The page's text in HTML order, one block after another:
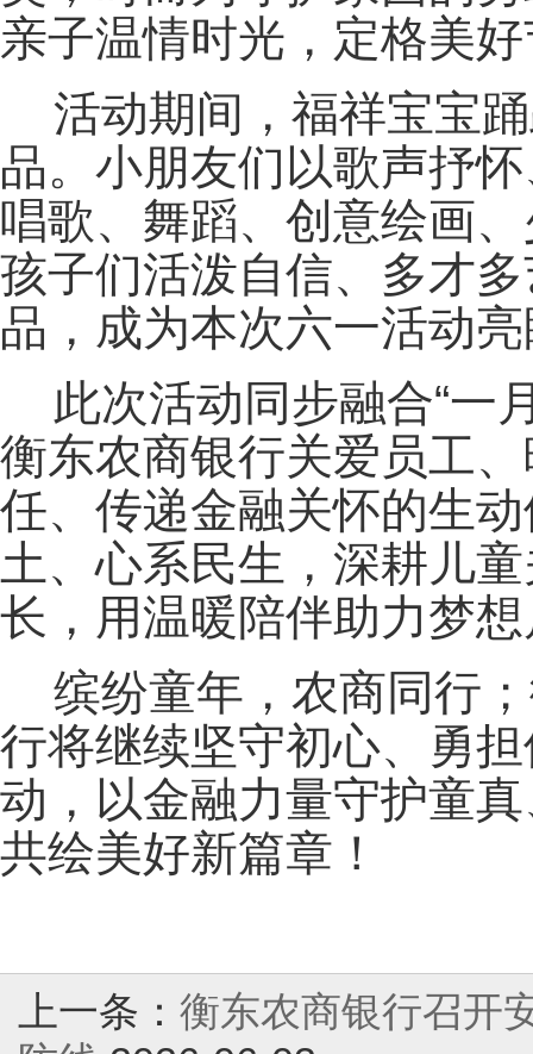
亲子温情时光，定格美
活动期间，福祥宝宝
品。小朋友们以歌声抒
唱歌、舞蹈、创意绘画
孩子们活泼自信、多才
品，成为本次六一活动
此次活动同步融合“一
衡东农商银行关爱员工
任、传递金融关怀的生
土、心系民生，深耕儿
长，用温暖陪伴助力梦
缤纷童年，农商同行
行将继续坚守初心、勇
动，以金融力量守护童
共绘美好新篇章！
上一条： 衡东农商银行召开